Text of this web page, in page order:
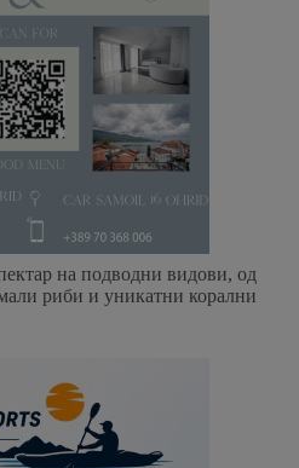
на подводни видови, од
риби и уникатни корални